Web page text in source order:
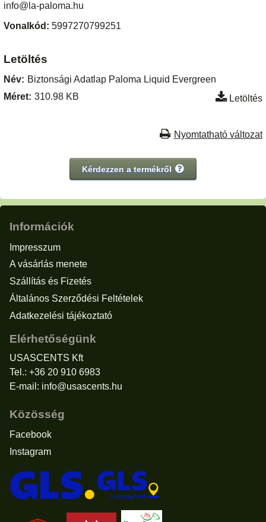
info@la-paloma.hu
Vonalkód: 5997270799251
Letöltés
Név: Biztonsági Adatlap Paloma Liquid Evergreen
Méret: 310.98 KB Letöltés
Nyomtatható változat
Kérdezzen a termékről
Információk
Impresszum
A vásárlás menete
Szállítás és Fizetés
Általános Szerződési Feltételek
Adatkezelési tájékoztató
Elérhetőségünk
USASCENTS Kft
Tel.: +36 20 910 6983
E-mail: info@usascents.hu
Közösség
Facebook
Instagram